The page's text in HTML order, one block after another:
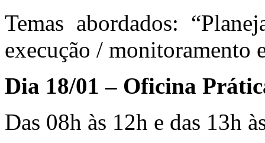
Temas abordados:
execução / monitoramento
Dia 18/01 – Oficina
Das 08h às 12h e das 13h